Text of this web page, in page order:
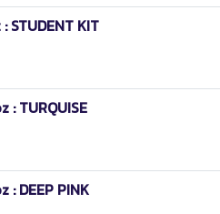
KIT
TURQUISE
DEEP PINK